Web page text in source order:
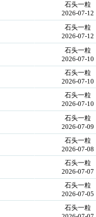
石头一粒
2026-07-12
石头一粒
2026-07-12
石头一粒
2026-07-10
石头一粒
2026-07-10
石头一粒
2026-07-10
石头一粒
2026-07-09
石头一粒
2026-07-08
石头一粒
2026-07-07
石头一粒
2026-07-05
石头一粒